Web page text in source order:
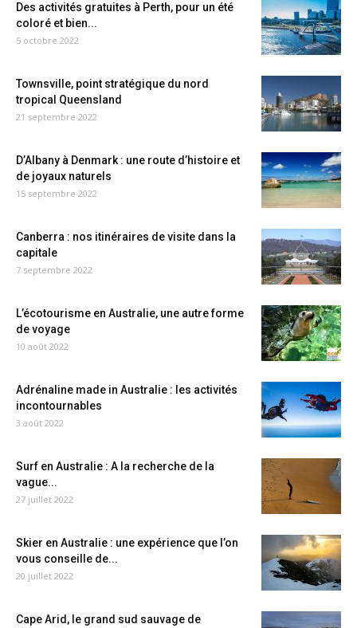
Des activités gratuites à Perth, pour un été
coloré et bien...
5 octobre 2022
Townsville, point stratégique du nord
tropical Queensland
21 septembre 2022
D’Albany à Denmark : une route d’histoire et
de joyaux naturels
15 septembre 2022
Canberra : nos itinéraires de visite dans la
capitale
7 septembre 2022
L’écotourisme en Australie, une autre forme
de voyage
10 août 2022
Adrénaline made in Australie : les activités
incontournables
3 août 2022
Surf en Australie : A la recherche de la
vague...
27 juillet 2022
Skier en Australie : une expérience que l’on
vous conseille de...
20 juillet 2022
Cape Arid, le grand sud sauvage de